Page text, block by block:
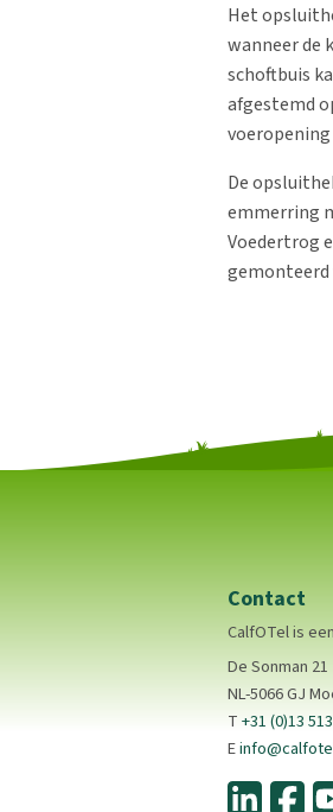
Het
wanneer de
schoftbuis
afgestemd
De
emmerring
Voedertrog
gemonteerd
Contact
CalfOTel is
De Sonman 21
NL-5066 GJ
T+31 (0)13
E